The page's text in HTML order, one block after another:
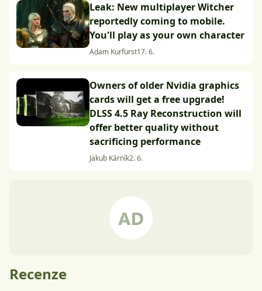
Leak: New multiplayer Witcher
reportedly coming to mobile.
You'll play as your own character
Adam Kurfürst17. 6.
Owners of older Nvidia graphics
cards will get a free upgrade!
DLSS 4.5 Ray Reconstruction will
offer better quality without
sacrificing performance
Jakub Kárník2. 6.
Recenze